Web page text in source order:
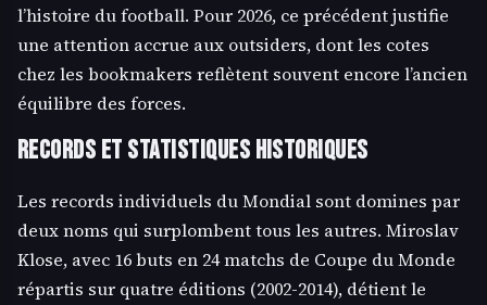
l’histoire du football. Pour 2026, ce précédent justifie
une attention accrue aux outsiders, dont les cotes
chez les bookmakers reflètent souvent encore l’ancien
équilibre des forces.
Records et statistiques historiques
Les records individuels du Mondial sont domines par
deux noms qui surplombent tous les autres. Miroslav
Klose, avec 16 buts en 24 matchs de Coupe du Monde
répartis sur quatre éditions (2002-2014), détient le